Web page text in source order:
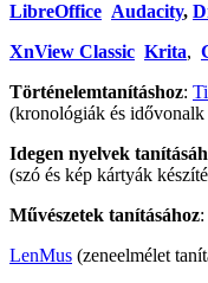
LibreOffice Audacity,
XnView Classic Krita,
Történelemtanításhoz:
(kronológiák és idővonalk
Idegen nyelvek
(szó és kép kártyák
Művészetek tanításához:
LenMus (zeneelmélet